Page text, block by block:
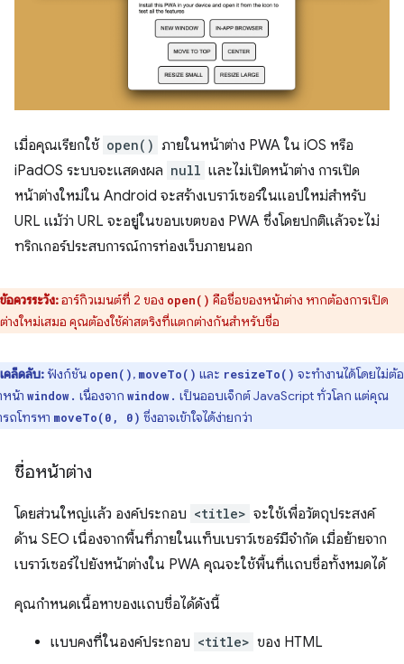
เมื่อคุณเรียกใช้ open() ภายในหน้าต่าง PWA ใน iOS หรือ
iPadOS ระบบจะแสดงผล null และไม่เปิดหน้าต่าง การเปิด
หน้าต่างใหม่ใน Android จะสร้างเบราว์เซอร์ในแอปใหม่สำหรับ
URL แม้ว่า URL จะอยู่ในขอบเขตของ PWA ซึ่งโดยปกติแล้วจะไม่
ทริกเกอร์ประสบการณ์การท่องเว็บภายนอก
ข้อควรระวัง:อาร์กิวเมนต์ที่ 2 ของ open() คือชื่อของหน้าต่าง หากต้องการเปิด
างใหม่เสมอ คุณต้องใช้ค่าสตริงที่แตกต่างกันสำหรับชื่อ
เคล็ดลับ: ฟังก์ชัน open(), moveTo() และ resizeTo() จะทำงานได้โดยไม่ต้
หน้า window. เนื่องจาก window. เป็นออบเจ็กต์ JavaScript ทั่วโลก แต่คุณ
รถโทรหา moveTo(0, 0) ซึ่งอาจเข้าใจได้ง่ายกว่า
ชื่อหน้าต่าง
โดยส่วนใหญ่แล้ว องค์ประกอบ <title> จะใช้เพื่อวัตถุประสงค์
ด้าน SEO เนื่องจากพื้นที่ภายในแท็บเบราว์เซอร์มีจำกัด เมื่อย้ายจาก
เบราว์เซอร์ไปยังหน้าต่างใน PWA คุณจะใช้พื้นที่แถบชื่อทั้งหมดได้
คุณกำหนดเนื้อหาของแถบชื่อได้ดังนี้
แบบคงที่ในองค์ประกอบ <title> ของ HTML